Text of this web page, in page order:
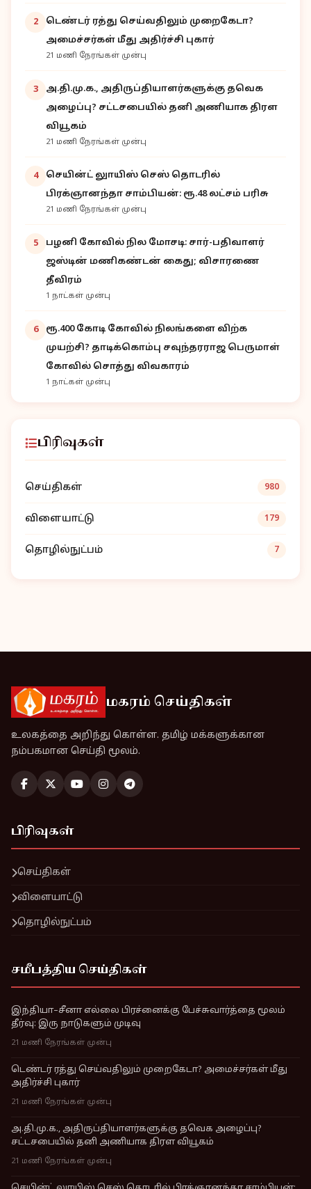
2
டெண்டர் ரத்து செய்வதிலும் முறைகேடா?
அமைச்சர்கள் மீது அதிர்ச்சி புகார்
21 மணி நேரங்கள் முன்பு
3
அ.தி.மு.க., அதிருப்தியாளர்களுக்கு தவெக
அழைப்பு? சட்டசபையில் தனி அணியாக திரள
வியூகம்
21 மணி நேரங்கள் முன்பு
4
செயின்ட் லுாயிஸ் செஸ் தொடரில்
பிரக்ஞானந்தா சாம்பியன்: ரூ.48 லட்சம் பரிசு
21 மணி நேரங்கள் முன்பு
5
பழனி கோவில் நில மோசடி: சார்-பதிவாளர்
ஜஸ்டின் மணிகண்டன் கைது; விசாரணை
தீவிரம்
1 நாட்கள் முன்பு
6
ரூ.400 கோடி கோவில் நிலங்களை விற்க
முயற்சி? தாடிக்கொம்பு சவுந்தரராஜ பெருமாள்
கோவில் சொத்து விவகாரம்
1 நாட்கள் முன்பு
பிரிவுகள்
செய்திகள் 980
விளையாட்டு 179
தொழில்நுட்பம் 7
மகரம் செய்திகள்
உலகத்தை அறிந்து கொள்ள. தமிழ் மக்களுக்கான
நம்பகமான செய்தி மூலம்.
பிரிவுகள்
செய்திகள்
விளையாட்டு
தொழில்நுட்பம்
சமீபத்திய செய்திகள்
இந்தியா–சீனா எல்லை பிரச்னைக்கு பேச்சுவார்த்தை மூலம்
தீர்வு: இரு நாடுகளும் முடிவு
21 மணி நேரங்கள் முன்பு
டெண்டர் ரத்து செய்வதிலும் முறைகேடா? அமைச்சர்கள் மீது
அதிர்ச்சி புகார்
21 மணி நேரங்கள் முன்பு
அ.தி.மு.க., அதிருப்தியாளர்களுக்கு தவெக அழைப்பு?
சட்டசபையில் தனி அணியாக திரள வியூகம்
21 மணி நேரங்கள் முன்பு